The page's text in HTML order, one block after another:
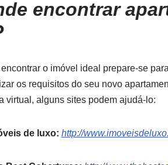
encontrar
encontrar o imóvel ideal prepare-se
os requisitos do seu novo
virtual, alguns sites podem ajudá-lo:
de luxo: http://